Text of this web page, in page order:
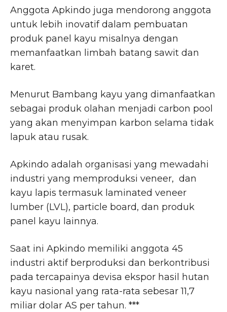
Anggota Apkindo juga mendorong anggota
untuk lebih inovatif dalam pembuatan
produk panel kayu misalnya dengan
memanfaatkan limbah batang sawit dan
karet.
Menurut Bambang kayu yang dimanfaatkan
sebagai produk olahan menjadi carbon pool
yang akan menyimpan karbon selama tidak
lapuk atau rusak.
Apkindo adalah organisasi yang mewadahi
industri yang memproduksi veneer, dan
kayu lapis termasuk laminated veneer
lumber (LVL), particle board, dan produk
panel kayu lainnya.
Saat ini Apkindo memiliki anggota 45
industri aktif berproduksi dan berkontribusi
pada tercapainya devisa ekspor hasil hutan
kayu nasional yang rata-rata sebesar 11,7
miliar dolar AS per tahun. ***